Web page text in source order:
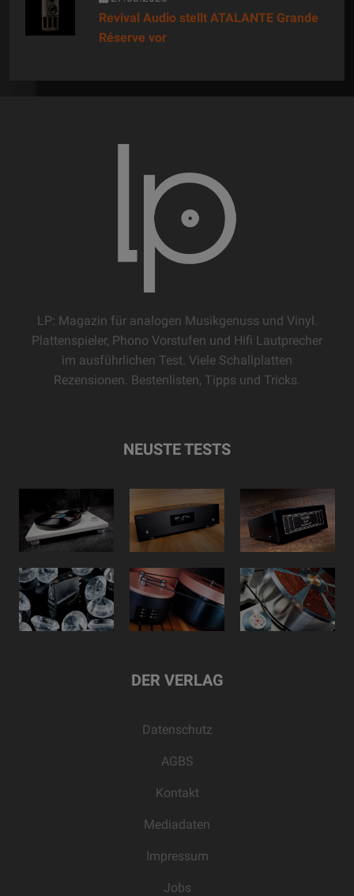
Revival Audio stellt ATALANTE Grande
Réserve vor
LP: Magazin für analogen Musikgenuss und Vinyl.
Plattenspieler, Phono Vorstufen und Hifi Lautprecher
im ausführlichen Test. Viele Schallplatten
Rezensionen. Bestenlisten, Tipps und Tricks.
NEUSTE TESTS
DER VERLAG
Datenschutz
AGBS
Kontakt
Mediadaten
Impressum
Jobs